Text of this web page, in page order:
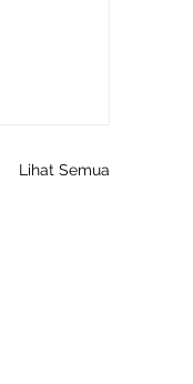
Lihat Semua